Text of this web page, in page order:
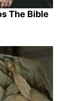
The Bible